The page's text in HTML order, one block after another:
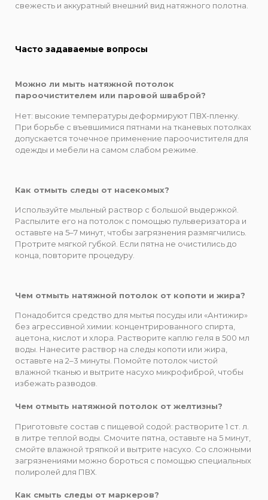
свежесть и аккуратный внешний вид натяжного полотна.
Часто задаваемые вопросы
Можно ли мыть натяжной потолок
пароочистителем или паровой шваброй?
Нет: высокие температуры деформируют ПВХ-пленку.
При борьбе с въевшимися пятнами на тканевых потолках
допускается точечное применение пароочистителя для
одежды и мебели на самом слабом режиме.
Как отмыть следы от насекомых?
Используйте мыльный раствор с большой выдержкой.
Распылите его на потолок с помощью пульверизатора и
оставьте на 5–7 минут, чтобы загрязнения размягчились.
Протрите мягкой губкой. Если пятна не очистились до
конца, повторите процедуру.
Чем отмыть натяжной потолок от копоти и жира?
Понадобится средство для мытья посуды или «Антижир»
без агрессивной химии: концентрированного спирта,
ацетона, кислот и хлора. Растворите каплю геля в 500 мл
воды. Нанесите раствор на следы копоти или жира,
оставьте на 2–3 минуты. Помойте потолок чистой
влажной тканью и вытрите насухо микрофиброй, чтобы
избежать разводов.
Чем отмыть натяжной потолок от желтизны?
Приготовьте состав с пищевой содой: растворите 1 ст. л.
в литре теплой воды. Смочите пятна, оставьте на 5 минут,
смойте влажной тряпкой и вытрите насухо. Со сложными
загрязнениями можно бороться с помощью специальных
полиролей для ПВХ.
Как смыть следы от маркеров?